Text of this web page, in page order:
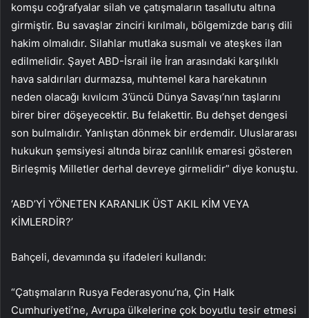
komşu coğrafyalar silah ve çatışmaların tasallutu altına
girmiştir. Bu savaşlar zinciri kırılmalı, bölgemizde barış dili
hakim olmalıdır. Silahlar mutlaka susmalı ve ateşkes ilan
edilmelidir. Şayet ABD-İsrail ile İran arasındaki karşılıklı
hava saldırıları durmazsa, muhtemel kara harekatının
neden olacağı kıvılcım 3’üncü Dünya Savaşı’nın taşlarını
birer birer döşeyecektir. Bu felakettir. Bu dehşet dengesi
son bulmalıdır. Yanlıştan dönmek bir erdemdir. Uluslararası
hukukun şemsiyesi altında biraz canlılık emaresi gösteren
Birleşmiş Milletler derhal devreye girmelidir” diye konuştu.
‘ABD’Yİ YÖNETEN KARANLIK ÜST AKIL KİM VEYA
KİMLERDİR?’
Bahçeli, devamında şu ifadeleri kullandı:
“Çatışmaların Rusya Federasyonu’na, Çin Halk
Cumhuriyeti’ne, Avrupa ülkelerine çok boyutlu tesir etmesi